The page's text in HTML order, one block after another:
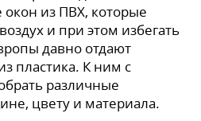
из ПВХ, которые
и при этом избегать
давно отдают
пластика. К ним с
различные
цвету и материала.